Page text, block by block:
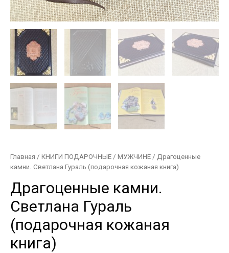
Главная / КНИГИ ПОДАРОЧНЫЕ / МУЖЧИНЕ / Драгоценные
камни. Светлана Гураль (подарочная кожаная книга)
Драгоценные камни.
Светлана Гураль
(подарочная кожаная
книга)